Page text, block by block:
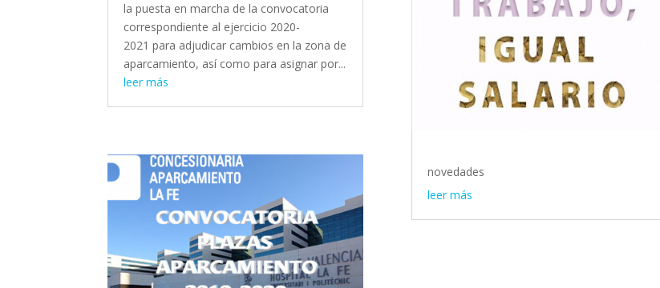
la puesta en marcha de la convocatoria
correspondiente al ejercicio 2020-
2021 para adjudicar cambios en la zona de
aparcamiento, así como para asignar por...
leer más
novedades
leer más